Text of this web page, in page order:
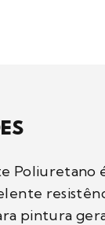
Poliuretano
pintura